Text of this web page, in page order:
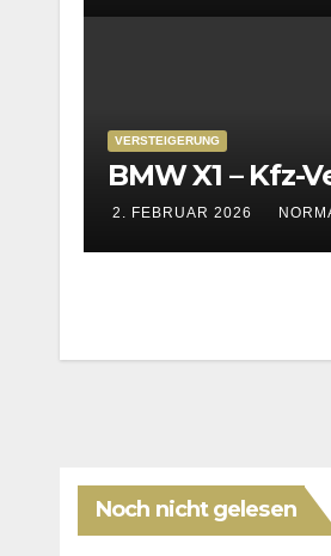
VERSTEIGERUNG
BMW X1 – Kfz-
2. FEBRUAR 2026
Noch nicht gelesen